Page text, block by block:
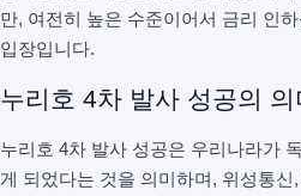
만, 여전히 높은 수준이어서 금리 인
입장입니다.
누리호 4차 발사 성공의
누리호 4차 발사 성공은 우리나라가
게 되었다는 것을 의미하며, 위성통